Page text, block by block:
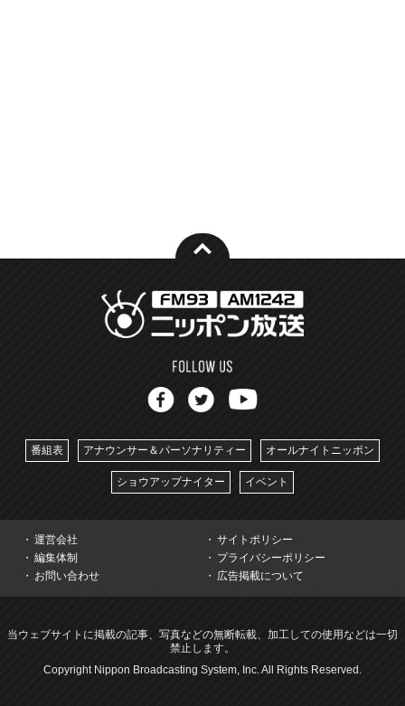
番組表 アナウンサー＆パーソナリティー オールナイトニッポン
ショウアップナイター イベント
運営会社
サイトポリシー
編集体制
プライバシーポリシー
お問い合わせ
広告掲載について
当ウェブサイトに掲載の記事、写真などの無断転載、加工しての使用などは一切
禁止します。
Copyright Nippon Broadcasting System, Inc. All Rights Reserved.